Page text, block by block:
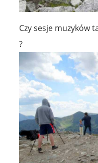
Czy sesje muzyków
?